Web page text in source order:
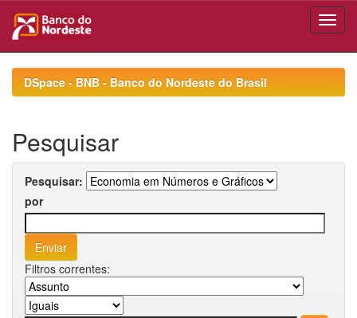
navigationDSpace - BNB - Banco do Nordeste do Brasil
Pesquisar
Pesquisar:
por
Filtros correntes: